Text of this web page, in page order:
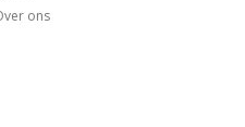
ons